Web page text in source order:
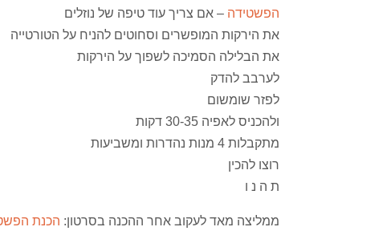
הפשטידה – אם צריך עוד טיפה של נוזלים
את הירקות המופשרים וסחוטים להניח על הטורטייה
את הבלילה הסמיכה לשפוך על הירקות
לערבב להדק
לפזר שומשום
ולהכניס לאפיה 30-35 דקות
מתקבלות 4 מנות נהדרות ומשביעות
רוצו להכין
ת ה נ ו
ממליצה מאד לעקוב אחר ההכנה בסרטון: הכנת